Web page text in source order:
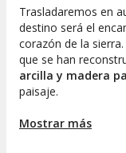
Trasladaremos en
destino será el
corazón de la
que se han
arcilla y madera
paisaje.
Continuaremos la
Mostrar más